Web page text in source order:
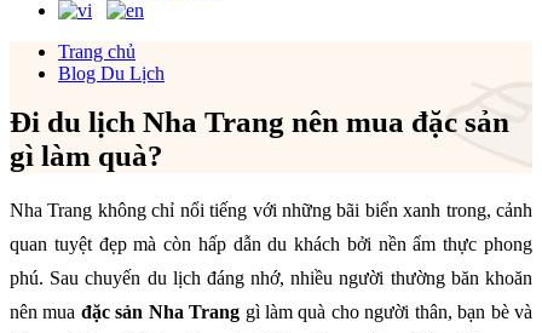
Trang chủ
Blog Du Lịch
Đi du lịch Nha Trang nên mua đặc sản
gì làm quà?
Nha Trang không chỉ nổi tiếng với những bãi biển xanh trong, cảnh
quan tuyệt đẹp mà còn hấp dẫn du khách bởi nền ẩm thực phong
phú. Sau chuyến du lịch đáng nhớ, nhiều người thường băn khoăn
nên mua đặc sản Nha Trang gì làm quà cho người thân, bạn bè và